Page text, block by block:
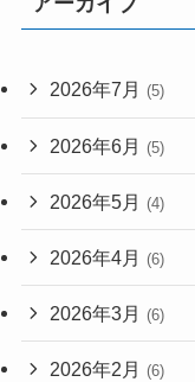
2026年7月 (5)
2026年6月 (5)
2026年5月 (4)
2026年4月 (6)
2026年3月 (6)
2026年2月 (6)